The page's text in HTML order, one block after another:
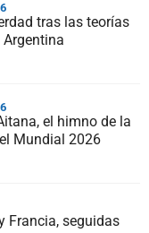
tras las teorías
el himno de la
Mundial 2026
Francia, seguidas